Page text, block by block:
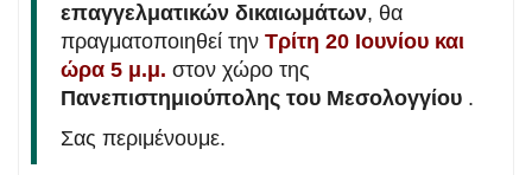
επαγγελματικών δικαιωμάτων, θα
πραγματοποιηθεί την Τρίτη 20 Ιουνίου και
ώρα 5 μ.μ. στον χώρο της
Πανεπιστημιούπολης του Μεσολογγίου .
Σας περιμένουμε.